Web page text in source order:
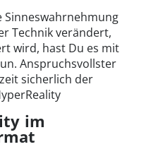
Sinneswahrnehmung
Technik verändert,
wird, hast Du es mit
Anspruchsvollster
sicherlich der
im